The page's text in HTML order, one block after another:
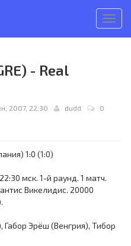
меню
- Real
2007, 22:30 dudd
0
1:0 (1:0)
мск. 1-й раунд. 1 матч.
Викелидис. 20000
Эрёш (Венгрия), Тибор